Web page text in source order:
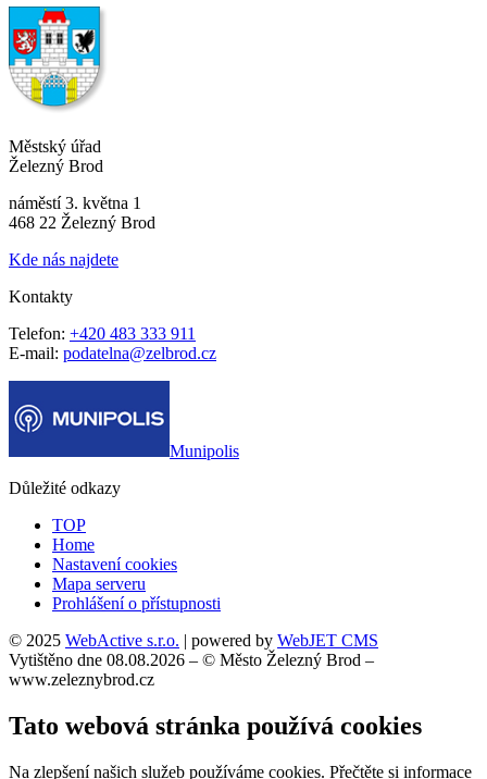
Městský úřad
Železný Brod
náměstí 3. května 1
468 22 Železný Brod
Kde nás najdete
Kontakty
Telefon: +420 483 333 911
E-mail: podatelna@zelbrod.cz
Munipolis
Důležité odkazy
TOP
Home
Nastavení cookies
Mapa serveru
Prohlášení o přístupnosti
© 2025 WebActive s.r.o. | powered by WebJET CMS
Vytištěno dne 08.08.2026 – © Město Železný Brod –
www.zeleznybrod.cz
Tato webová stránka používá cookies
Na zlepšení našich služeb používáme cookies. Přečtěte si informace